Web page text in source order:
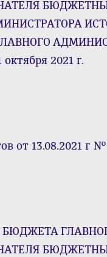
2021 г.
от 13.08.2021 г №